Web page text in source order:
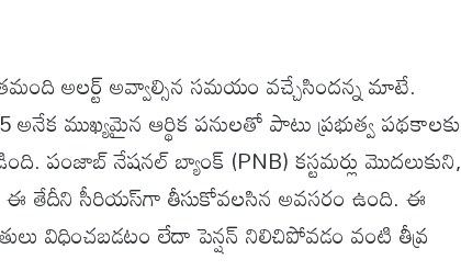
అలర్ట్ అవ్వాల్సిన సమయం వచ్చేసిందన్న మాటే.
ముఖ్యమైన ఆర్థిక పనులతో పాటు ప్రభుత్వ పథకాలకు
పంజాబ్ నేషనల్ బ్యాంక్ (PNB) కస్టమర్లు మొదలుకుని,
ఈ తేదీని సీరియస్‌గా తీసుకోవలసిన అవసరం ఉంది. ఈ
విధించబడటం లేదా పెన్షన్ నిలిచిపోవడం వంటి తీవ్ర